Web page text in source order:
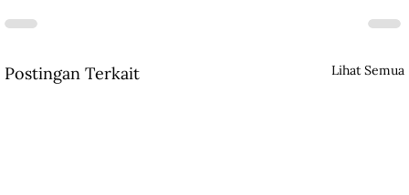
Postingan Terkait Lihat Semua